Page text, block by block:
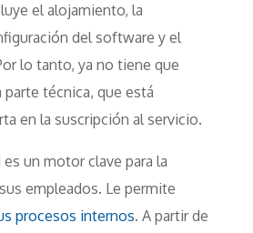
el alojamiento, la
del software y el
lo tanto, ya no tiene que
parte técnica, que está
en la suscripción al servicio.
un motor clave para la
empleados. Le permite
procesos internos. A partir de